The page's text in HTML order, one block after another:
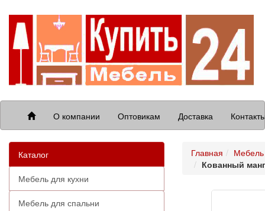
О компании Оптовикам Доставка
Каталог
Мебель для кухни
Мебель для спальни
Главная
Кованный